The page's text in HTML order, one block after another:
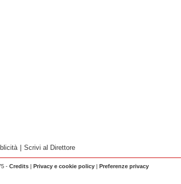
Scrivi al Direttore
- Credits| Privacy e cookie policy| Preferenze privacy